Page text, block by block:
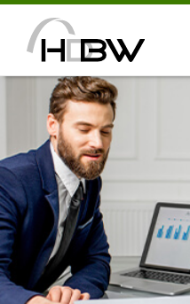
Studium
Beratung & Bewerbung
Praxis & Unternehmen
Hochschule